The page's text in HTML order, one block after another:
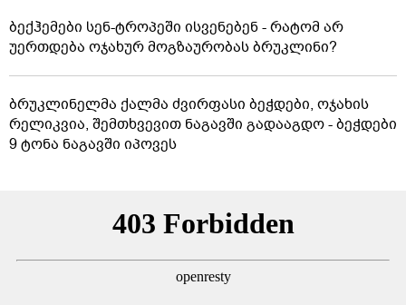
ბექჰემები სენ-ტროპეში ისვენებენ - რატომ არ
უერთდება ოჯახურ მოგზაურობას ბრუკლინი?
ბრუკლინელმა ქალმა ძვირფასი ბეჭდები, ოჯახის
რელიკვია, შემთხვევით ნაგავში გადააგდო - ბეჭდები
9 ტონა ნაგავში იპოვეს